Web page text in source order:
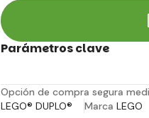
Parámetros clave
Opción de compra segura
LEGO® DUPLO®
Marca LEGO